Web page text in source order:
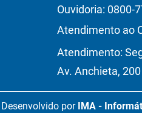
Ouvidoria: 0800-
Atendimento ao
Atendimento:
Av. Anchieta,
Desenvolvido por IMA -